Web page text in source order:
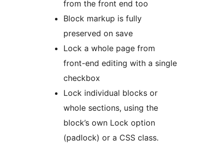
from the front end too
Block markup is fully
preserved on save
Lock a whole page from
front-end editing with a single
checkbox
Lock individual blocks or
whole sections, using the
block’s own Lock option
(padlock) or a CSS class.